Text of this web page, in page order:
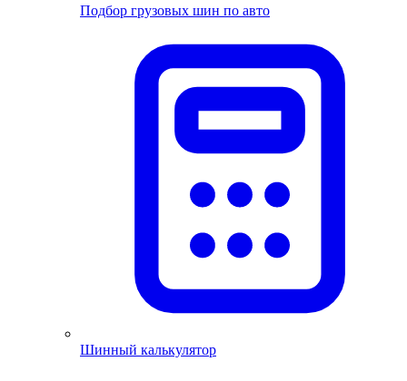
Подбор грузовых шин по авто
Шинный калькулятор